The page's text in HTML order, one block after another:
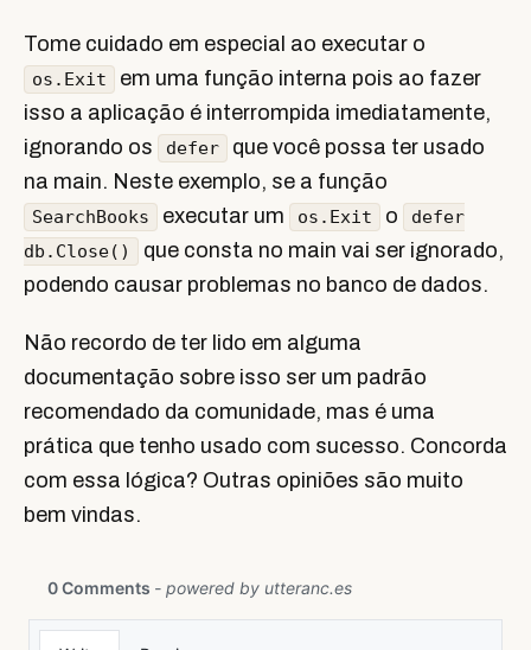
Tome cuidado em especial ao executar o
os.Exit
em uma função interna pois ao fazer
isso a aplicação é interrompida imediatamente,
ignorando os
defer
que você possa ter usado
na main. Neste exemplo, se a função
SearchBooks executar um os.Exit o
defer
db.Close()
que consta no main vai ser ignorado,
podendo causar problemas no banco de dados.
Não recordo de ter lido em alguma
documentação sobre isso ser um padrão
recomendado da comunidade, mas é uma
prática que tenho usado com sucesso. Concorda
com essa lógica? Outras opiniões são muito
bem vindas.